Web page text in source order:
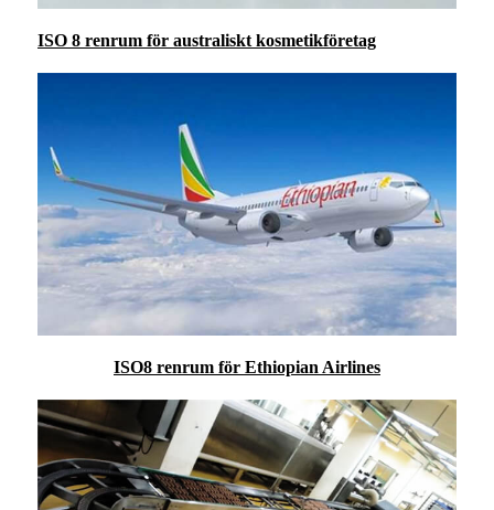
ISO 8 renrum för australiskt kosmetikföretag
ISO8 renrum för Ethiopian Airlines